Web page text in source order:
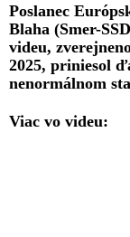
Poslanec
Blaha (Smer-
videu,
2025, priniesol
nenormálnom
Viac vo videu: